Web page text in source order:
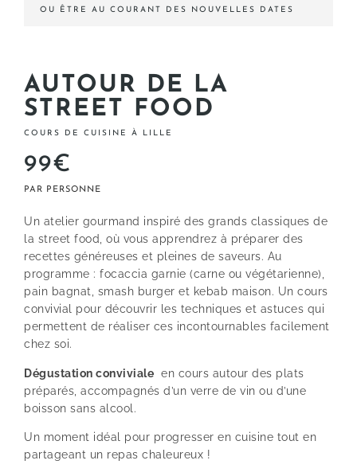
OU ÊTRE AU COURANT DES NOUVELLES DATES
AUTOUR DE LA
STREET FOOD
COURS DE CUISINE À LILLE
99€
Un atelier gourmand inspiré des grands classiques de
la street food, où vous apprendrez à préparer des
recettes généreuses et pleines de saveurs. Au
programme : focaccia garnie (carne ou végétarienne),
pain bagnat, smash burger et kebab maison. Un cours
convivial pour découvrir les techniques et astuces qui
permettent de réaliser ces incontournables facilement
chez soi.
Dégustation conviviale en cours autour des plats
préparés, accompagnés d’un verre de vin ou d’une
boisson sans alcool.
Un moment idéal pour progresser en cuisine tout en
partageant un repas chaleureux !